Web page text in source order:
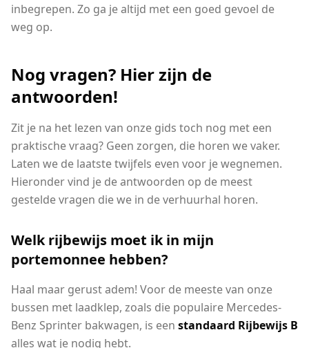
inbegrepen. Zo ga je altijd met een goed gevoel de
weg op.
Nog vragen? Hier zijn de
antwoorden!
Zit je na het lezen van onze gids toch nog met een
praktische vraag? Geen zorgen, die horen we vaker.
Laten we de laatste twijfels even voor je wegnemen.
Hieronder vind je de antwoorden op de meest
gestelde vragen die we in de verhuurhal horen.
Welk rijbewijs moet ik in mijn
portemonnee hebben?
Haal maar gerust adem! Voor de meeste van onze
bussen met laadklep, zoals die populaire Mercedes-
Benz Sprinter bakwagen, is een standaard Rijbewijs B
alles wat je nodig hebt.